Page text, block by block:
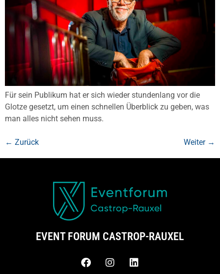
Für sein Publikum hat er sich wieder stundenlang vor die
Glotze gesetzt, um einen schnellen Überblick zu geben, was
man alles nicht sehen muss.
← Zurück Weiter →
EVENT FORUM CASTROP-RAUXEL